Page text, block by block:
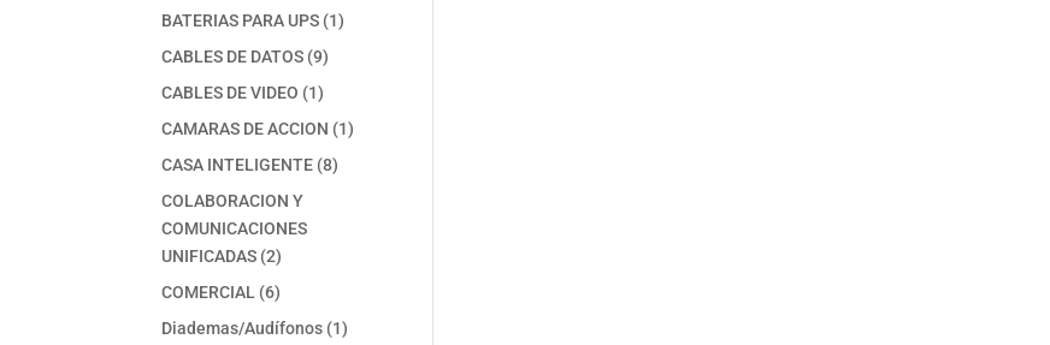
BATERIAS PARA UPS 11
CABLES DE DATOS 99
CABLES DE VIDEO 11
producto
CAMARAS DE ACCION 11
CASA INTELIGENTE 88
COLABORACION Y
COMUNICACIONES
UNIFICADAS 22
productos
COMERCIAL 66
productos
Diademas/Audífonos 11